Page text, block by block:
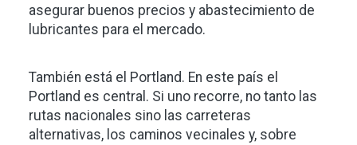
asegurar buenos precios y abastecimiento de
lubricantes para el mercado.
También está el Portland. En este país el
Portland es central. Si uno recorre, no tanto las
rutas nacionales sino las carreteras
alternativas, los caminos vecinales y, sobre